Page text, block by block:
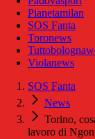
Pianetamilan
SOS Fanta
Toronews
Violanews
SOS Fanta
News
Torino,
lavoro di